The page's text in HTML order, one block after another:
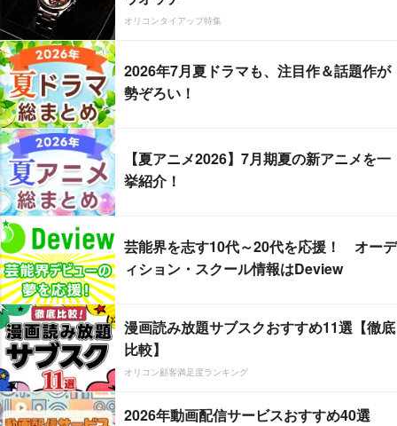
オリコンタイアップ特集
2026年7月夏ドラマも、注目作＆話題作が
勢ぞろい！
【夏アニメ2026】7月期夏の新アニメを一
挙紹介！
芸能界を志す10代～20代を応援！ オーデ
ィション・スクール情報はDeview
漫画読み放題サブスクおすすめ11選【徹底
比較】
オリコン顧客満足度ランキング
2026年動画配信サービスおすすめ40選